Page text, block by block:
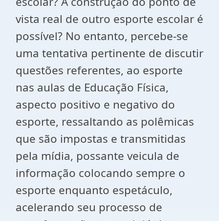
vista real de outro esporte escolar é
possível? No entanto, percebe-se
uma tentativa pertinente de discutir
questões referentes, ao esporte
nas aulas de Educação Física,
aspecto positivo e negativo do
esporte, ressaltando as polêmicas
que são impostas e transmitidas
pela mídia, possante veicula de
informação colocando sempre o
esporte enquanto espetáculo,
acelerando seu processo de